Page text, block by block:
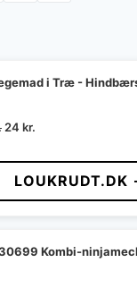
i Træ -
Den
pris
var:
30 kr..
24 kr.
pris
er:
24 kr..
LOUKRUDT.DK
Kombi-